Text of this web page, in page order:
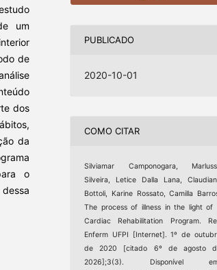
um
de
dos
da
o
PUBLICADO
2020-10-01
COMO CITAR
Silviamar Camponogara,
Silveira, Letice Dalla Lana,
Bottoli, Karine Rossato, Camilla
The process of illness in the light of
Cardiac Rehabilitation Program.
Enferm UFPI [Internet]. 1º de
de 2020 [citado 6º de agosto
2026];3(3). Disponível